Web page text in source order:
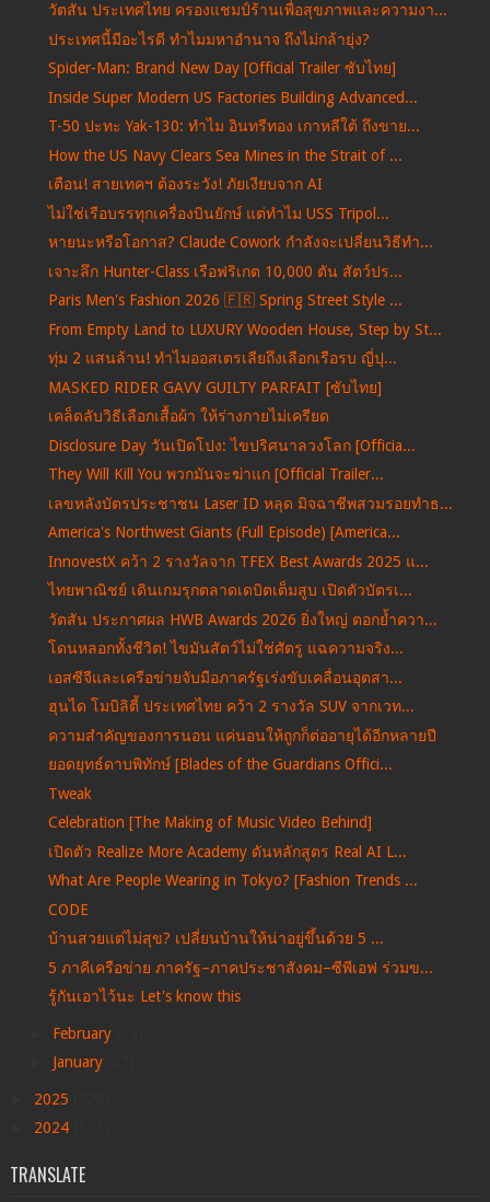
วัตสัน ประเทศไทย ครองแชมป์ร้านเพื่อสุขภาพและความงา...
ประเทศนี้มีอะไรดี ทำไมมหาอำนาจ ถึงไม่กล้ายุ่ง?
Spider-Man: Brand New Day [Official Trailer ซับไทย]
Inside Super Modern US Factories Building Advanced...
T-50 ปะทะ Yak-130: ทำไม อินทรีทอง เกาหลีใต้ ถึงขาย...
How the US Navy Clears Sea Mines in the Strait of ...
เตือน! สายเทคฯ ต้องระวัง! ภัยเงียบจาก AI
ไม่ใช่เรือบรรทุกเครื่องบินยักษ์ แต่ทำไม USS Tripol...
หายนะหรือโอกาส? Claude Cowork กำลังจะเปลี่ยนวิธีทำ...
เจาะลึก Hunter-Class เรือฟริเกต 10,000 ตัน สัตว์ปร...
Paris Men's Fashion 2026 🇫🇷 Spring Street Style ...
From Empty Land to LUXURY Wooden House, Step by St...
ทุ่ม 2 แสนล้าน! ทำไมออสเตรเลียถึงเลือกเรือรบ ญี่ปุ...
MASKED RIDER GAVV GUILTY PARFAIT [ซับไทย]
เคล็ดลับวิธีเลือกเสื้อผ้า ให้ร่างกายไม่เครียด
Disclosure Day วันเปิดโปง: ไขปริศนาลวงโลก [Officia...
They Will Kill You พวกมันจะฆ่าแก [Official Trailer...
เลขหลังบัตรประชาชน Laser ID หลุด มิจฉาชีพสวมรอยทำธ...
America's Northwest Giants (Full Episode) [America...
InnovestX คว้า 2 รางวัลจาก TFEX Best Awards 2025 แ...
ไทยพาณิชย์ เดินเกมรุกตลาดเดบิตเต็มสูบ เปิดตัวบัตรเ...
วัตสัน ประกาศผล HWB Awards 2026 ยิ่งใหญ่ ตอกย้ำควา...
โดนหลอกทั้งชีวิต! ไขมันสัตว์ไม่ใช่ศัตรู แฉความจริง...
เอสซีจีและเครือข่ายจับมือภาครัฐเร่งขับเคลื่อนอุตสา...
ฮุนได โมบิลิตี้ ประเทศไทย คว้า 2 รางวัล SUV จากเวท...
ความสำคัญของการนอน แค่นอนให้ถูกก็ต่ออายุได้อีกหลายปี
ยอดยุทธ์ดาบพิทักษ์ [Blades of the Guardians Offici...
Tweak
Celebration [The Making of Music Video Behind]
เปิดตัว Realize More Academy ดันหลักสูตร Real AI L...
What Are People Wearing in Tokyo? [Fashion Trends ...
CODE
บ้านสวยแต่ไม่สุข? เปลี่ยนบ้านให้น่าอยู่ขึ้นด้วย 5 ...
5 ภาคีเครือข่าย ภาครัฐ–ภาคประชาสังคม–ซีพีเอฟ ร่วมข...
รู้กันเอาไว้นะ Let's know this
February
January
2025
2024
TRANSLATE